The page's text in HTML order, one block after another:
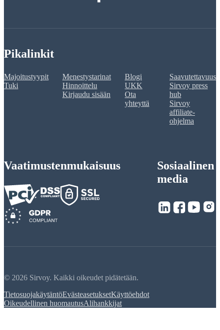
Pikalinkit
Majoitustyypit
Tuki
Menestystarinat
Hinnoittelu
Kirjaudu sisään
Blogi
UKK
Ota
yhteyttä
Saavutettavuus
Sirvoy press
hub
Sirvoy
affiliate-
ohjelma
Vaatimustenmukaisuus
Sosiaalinen
media
© 2026 Sirvoy. Kaikki oikeudet pidätetään.
TietosuojakäytäntöEvästeasetuksetKäyttöehdot
Oikeudellinen huomautusAlihankkijat